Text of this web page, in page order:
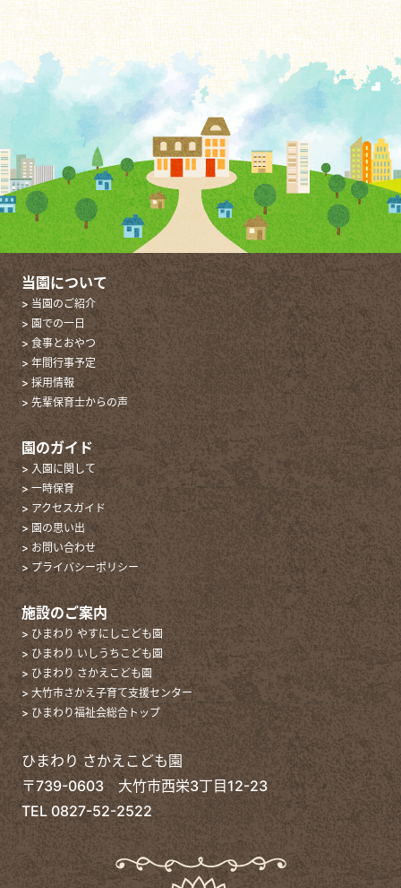
当園について
> 当園のご紹介
> 園での一日
> 食事とおやつ
> 年間行事予定
> 採用情報
> 先輩保育士からの声
園のガイド
> 入園に関して
> 一時保育
> アクセスガイド
> 園の思い出
> お問い合わせ
> プライバシーポリシー
施設のご案内
> ひまわり やすにしこども園
> ひまわり いしうちこども園
> ひまわり さかえこども園
> 大竹市さかえ子育て支援センター
> ひまわり福祉会総合トップ
ひまわり さかえこども園
〒739-0603 大竹市西栄3丁目12-23
TEL0827-52-2522